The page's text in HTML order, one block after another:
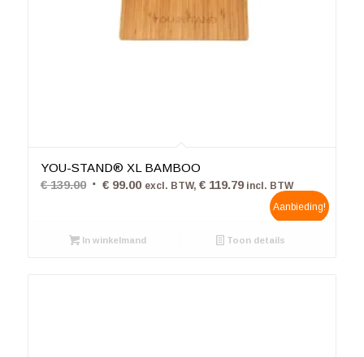
YOU-STAND® XL BAMBOO
€139.00 Oorspronkelijke
€ 139.00.
€99.00Huidige
€ 99.00.
excl. BTW, €119.79incl. BTW
Aanbieding!
In winkelmand Toon details